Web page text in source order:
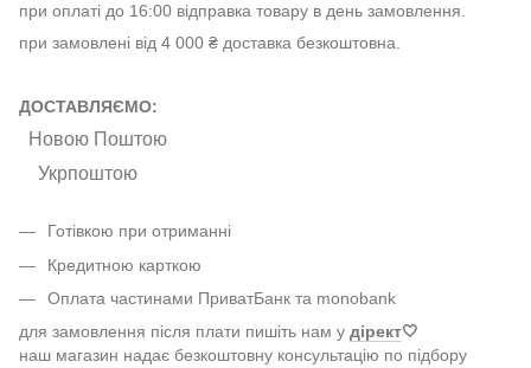
при оплаті до 16:00 відправка товару в день замовлення.
при замовлені від 4 000 ₴ доставка безкоштовна.
ДОСТАВЛЯЄМО:
Новою Поштою
Укрпоштою
Готівкою при отриманні
Кредитною карткою
Оплата частинами ПриватБанк та monobank
для замовлення після плати пишіть нам у дірект🤍
наш магазин надає безкоштовну консультацію по підбору